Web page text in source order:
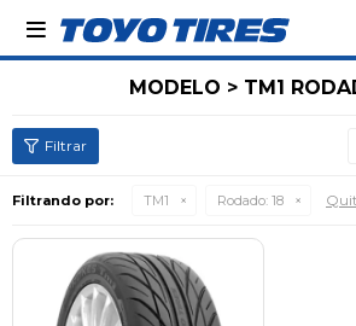

MODELO > TM1
Filtrando por: TM1 Rodado: 18